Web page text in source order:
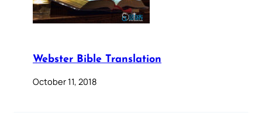
Webster Bible Translation
October 11, 2018